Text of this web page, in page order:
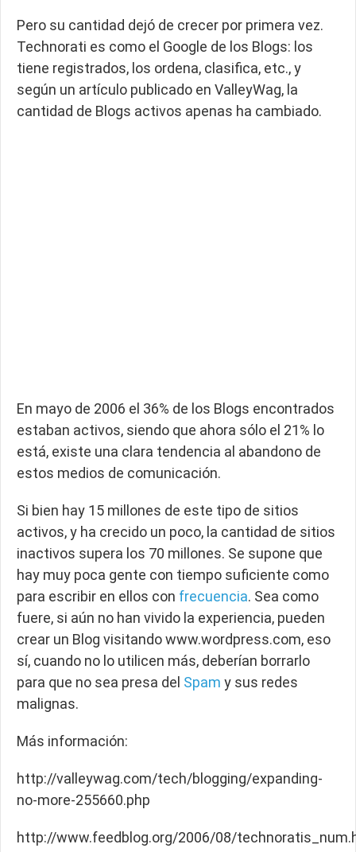
Pero su cantidad dejó de crecer por primera vez.
Technorati es como el Google de los Blogs: los
tiene registrados, los ordena, clasifica, etc., y
según un artículo publicado en ValleyWag, la
cantidad de Blogs activos apenas ha cambiado.
En mayo de 2006 el 36% de los Blogs encontrados
estaban activos, siendo que ahora sólo el 21% lo
está, existe una clara tendencia al abandono de
estos medios de comunicación.
Si bien hay 15 millones de este tipo de sitios
activos, y ha crecido un poco, la cantidad de sitios
inactivos supera los 70 millones. Se supone que
hay muy poca gente con tiempo suficiente como
para escribir en ellos con frecuencia. Sea como
fuere, si aún no han vivido la experiencia, pueden
crear un Blog visitando www.wordpress.com, eso
sí, cuando no lo utilicen más, deberían borrarlo
para que no sea presa del Spam y sus redes
malignas.
Más información:
http://valleywag.com/tech/blogging/expanding-
no-more-255660.php
http://www.feedblog.org/2006/08/